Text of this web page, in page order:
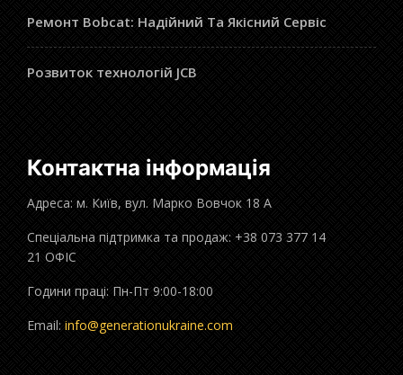
Ремонт Bobcat: Надійний Та Якісний Сервіс
Розвиток технологій JCB
Контактна інформація
Адреса: м. Київ, вул. Марко Вовчок 18 А
Спеціальна підтримка та продаж: +38 073 377 14
21 ОФІС
Години праці: Пн-Пт 9:00-18:00
Email: info@generationukraine.com